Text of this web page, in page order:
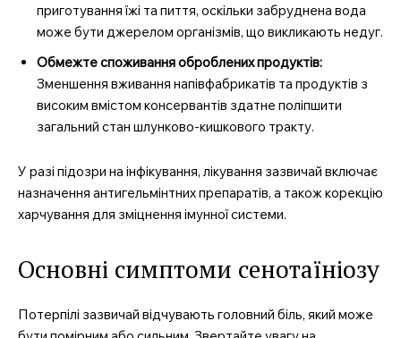
MedTerms.com.ua
приготування їжі та пиття, оскільки забруднена вода
може бути джерелом організмів, що викликають недуг.
Обмежте споживання оброблених продуктів:
Зменшення вживання напівфабрикатів та продуктів з
високим вмістом консервантів здатне поліпшити
загальний стан шлунково-кишкового тракту.
У разі підозри на інфікування, лікування зазвичай включає
назначення антигельмінтних препаратів, а також корекцію
харчування для зміцнення імунної системи.
Основні симптоми сенотаїніозу
Потерпілі зазвичай відчувають головний біль, який може